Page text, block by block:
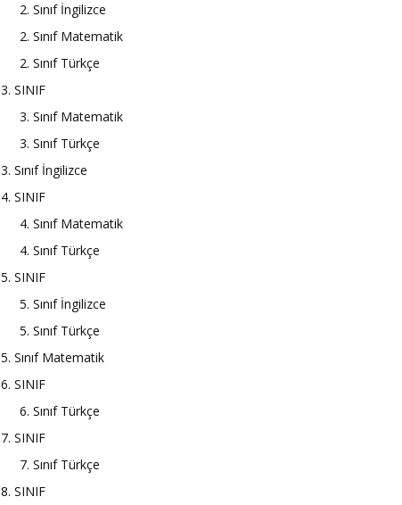
2. Sınıf İngilizce
2. Sınıf Matematik
2. Sınıf Türkçe
3. SINIF
3. Sınıf Matematik
3. Sınıf Türkçe
3. Sınıf İngilizce
4. SINIF
4. Sınıf Matematik
4. Sınıf Türkçe
5. SINIF
5. Sınıf İngilizce
5. Sınıf Türkçe
5. Sınıf Matematik
6. SINIF
6. Sınıf Türkçe
7. SINIF
7. Sınıf Türkçe
8. SINIF